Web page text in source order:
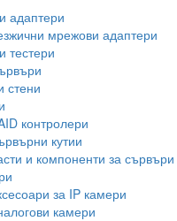
адаптери
мрежови адаптери
тестери
стени
контролери
кутии
и компоненти за сървъри
за IP камери
камери